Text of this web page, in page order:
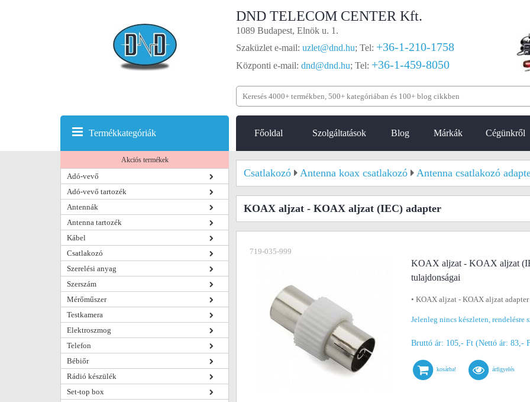
DND TELECOM CENTER Kft.
1089 Budapest, Elnök u. 1.
Szaküzlet e-mail: uzlet@dnd.hu; Tel: +36-1-210-1758
Központi e-mail: dnd@dnd.hu; Tel: +36-1-459-8050
Főoldal Szolgáltatások Blog Márkák Cégünkről
Termékkategóriák
Akciós termékek
Adó-vevő
Adó-vevő tartozék
Antennák
Antenna tartozék
Kábel
Csatlakozó
Szerelési anyag
Szerszám
Mérőműszer
Testkamera
Elektroszmog
Telefon
Bébiőr
Rádió készülék
Set-top box
Csatlakozó Antenna koax csatlakozó Antenna csatlakozó
KOAX aljzat - KOAX aljzat (IEC) adapter
719-035-999
KOAX aljzat - KOAX aljzat
tulajdonságai
• KOAX aljzat - KOAX aljzat adapter
Jelenleg nincs készleten, rendelésre
Bruttó ár: 105,- Ft (Nettó ár: 83,-
kosárba! árfigyelés